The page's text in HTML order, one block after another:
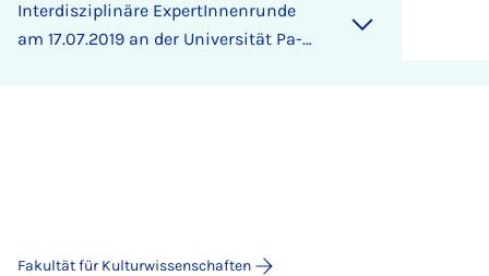
In­ter­dis­zi­pli­näre Ex­per­tIn­nen­run­de
am 17.07.2019 an der Uni­ver­si­tät Pa­
Fakultät für Kulturwissenschaften